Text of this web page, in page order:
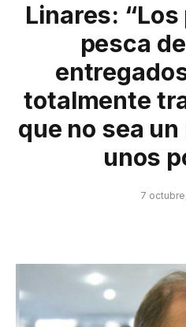
Linares:
pesca
totalmente
que no sea
unos
7